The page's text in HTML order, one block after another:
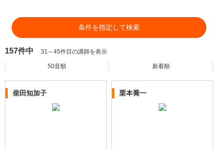
条件を指定して検索
157件中 31～45件目の講師を表示
50音順 新着順
柴田知加子 栗本喬一